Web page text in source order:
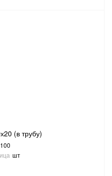
(в трубу)
шт